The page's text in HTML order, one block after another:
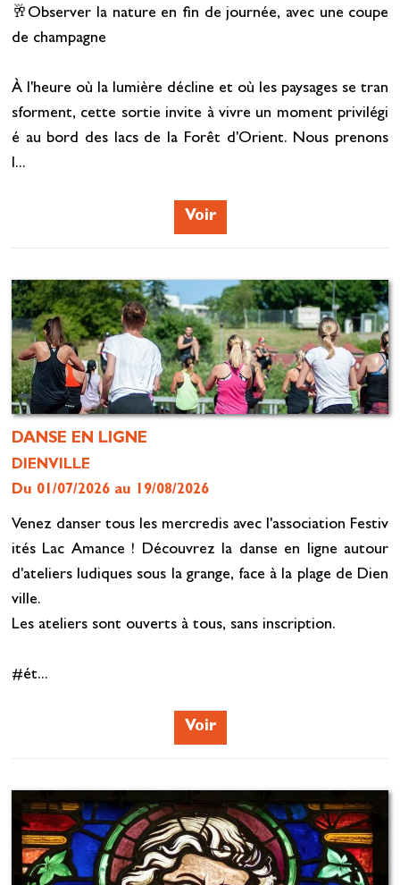
🥂Observer la nature en fin de journée, avec une coupe
de champagne
À l'heure où la lumière décline et où les paysages se tran
sforment, cette sortie invite à vivre un moment privilégi
é au bord des lacs de la Forêt d'Orient. Nous prenons
l...
Voir
DANSE EN LIGNE
DIENVILLE
Du 01/07/2026 au 19/08/2026
Venez danser tous les mercredis avec l'association Festiv
ités Lac Amance ! Découvrez la danse en ligne autour
d'ateliers ludiques sous la grange, face à la plage de Dien
ville.
Les ateliers sont ouverts à tous, sans inscription.
#ét...
Voir